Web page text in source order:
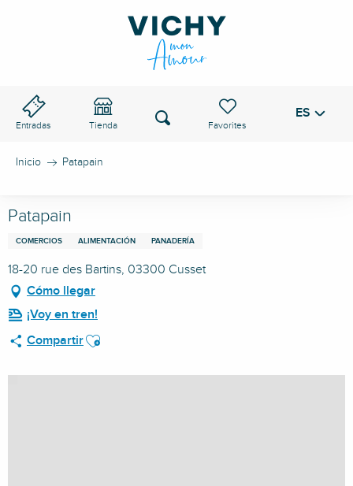
Entradas Tienda
Voir les favoris
Buscar ES
Inicio Patapain
Patapain
COMERCIOS ALIMENTACIÓN PANADERÍA
18-20 rue des Bartins, 03300 Cusset
Cómo llegar
¡Voy en tren!
CompartirAjouter aux favoris